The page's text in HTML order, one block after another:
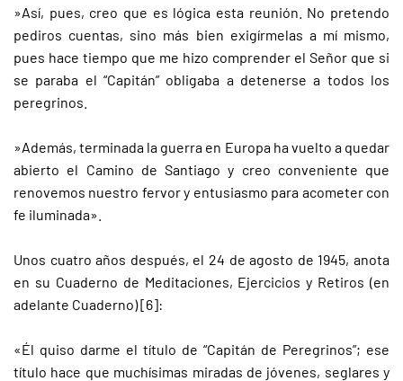
»Así, pues, creo que es lógica esta reunión. No pretendo
pediros cuentas, sino más bien exigírmelas a mí mismo,
pues hace tiempo que me hizo comprender el Señor que si
se paraba el “Capitán” obligaba a detenerse a todos los
peregrinos.
»Además, terminada la guerra en Europa ha vuelto a quedar
abierto el Camino de Santiago y creo conveniente que
renovemos nuestro fervor y entusiasmo para acometer con
fe iluminada».
Unos cuatro años después, el 24 de agosto de 1945, anota
en su Cuaderno de Meditaciones, Ejercicios y Retiros (en
adelante Cuaderno) [6]:
«Él quiso darme el título de “Capitán de Peregrinos”; ese
título hace que muchísimas miradas de jóvenes, seglares y